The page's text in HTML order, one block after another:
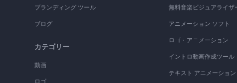
ブランディング ツール
ブログ
カテゴリー
動画
ロゴ
無料音楽ビジュアライザ
アニメーション ソフト
ロゴ・アニメーション
イントロ動画作成ツール
テキスト アニメーショ